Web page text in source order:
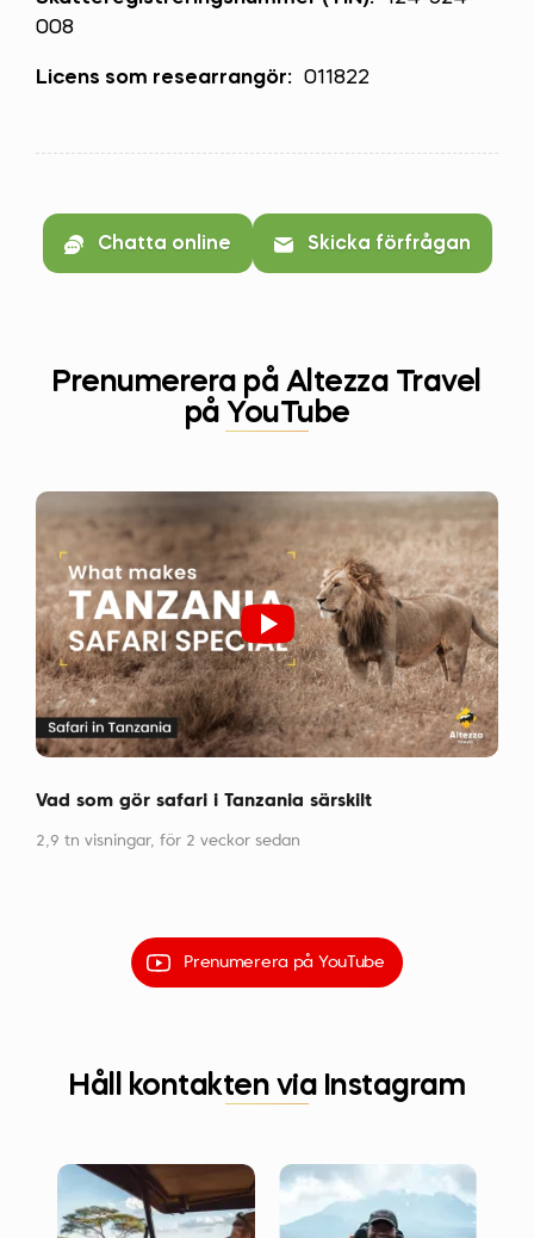
008
Licens som researrangör: 011822
Chatta online Skicka förfrågan
Prenumerera på Altezza Travel
på YouTube
Vad som gör safari i Tanzania särskilt
2,9 tn visningar, för 2 veckor sedan
Prenumerera på YouTube
Håll kontakten via Instagram